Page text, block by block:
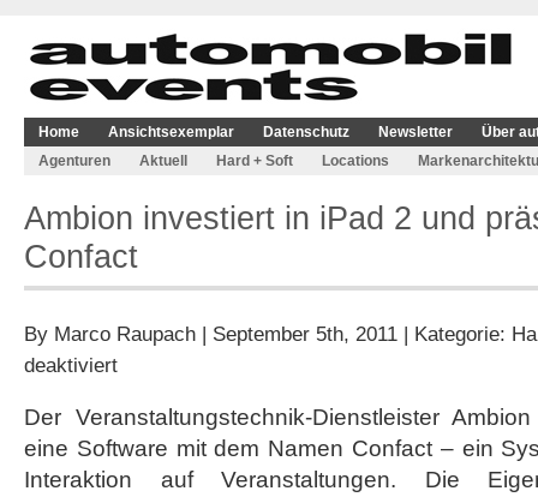
Home Ansichtsexemplar Datenschutz Newsletter
Über
Agenturen
Aktuell Hard + Soft Locations
Ambion investiert in iPad 2 und
Confact
By Marco Raupach | September 5th, 2011 | Kategorie:
deaktiviertfür
in
iPad
und
Der Veranstaltungstechnik-Dienstleister
eine Software mit dem Namen Confact – ein
Interaktion auf Veranstaltungen. Die